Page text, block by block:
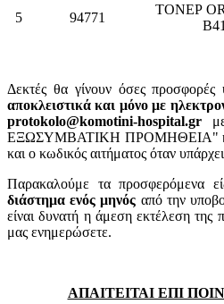
5 94771
ΤΟΝΕΡ
Δεκτές θα γίνουν όσες προσφορές
αποκλειστικά και μόνο με
protokolo@komotini-hospital.gr
ΕΞΩΣΥΜΒΑΤΙΚΗ ΠΡΟΜΗΘΕΙΑ" και
και ο κωδικός αιτήματος όταν
Παρακαλούμε τα προσφερόμενα
διάστημα ενός μηνός από την
είναι δυνατή η άμεση εκτέλεση της
μας ενημερώσετε.
ΑΠΑΙΤΕΙΤΑΙ ΕΠΙ